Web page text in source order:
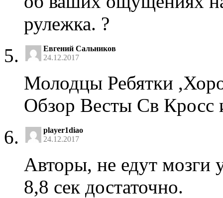
рулежка. ?
Евгений Сальников
24.12.2017
Молодцы Ребятки
Обзор Весты Св
player1diao
24.12.2017
Авторы, не едут мозги
8,8 сек достаточно.